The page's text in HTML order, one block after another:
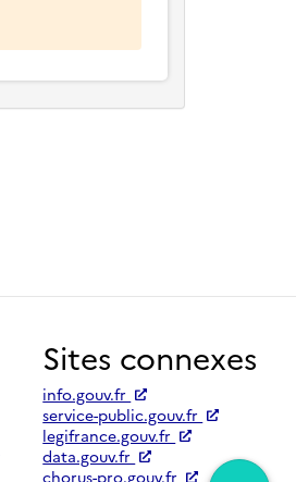
Sites connexes
info.gouv.fr
service-public.gouv.fr
legifrance.gouv.fr
data.gouv.fr
chorus-pro.gouv.fr